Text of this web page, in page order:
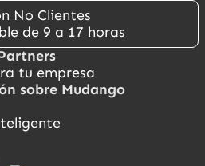
No Clientes
de 9 a 17 horas
tu empresa
sobre Mudango